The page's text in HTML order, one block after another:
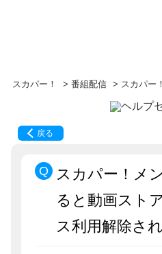
スカパー！ > 番組配信 > スカパー
戻る
スカパー！メ
ると動画スト
ス利用解除さ